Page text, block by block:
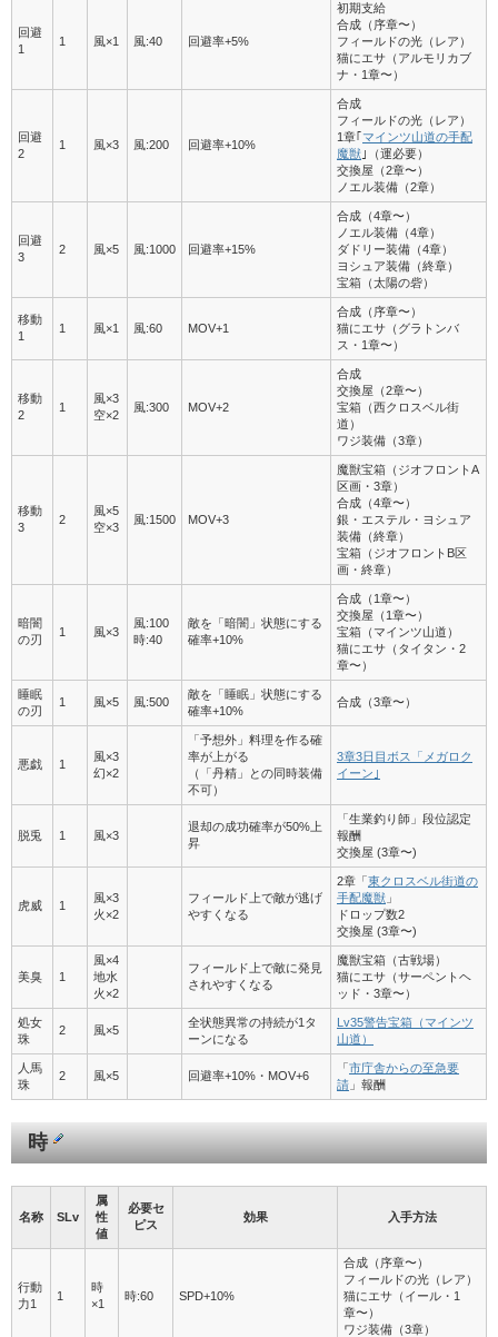
回避
1
1 風×1 風:40 回避率+5%
初期支給
合成（序章〜）
フィールドの光（レア）
猫にエサ（アルモリカブ
ナ・1章〜）
回避
2
1 風×3 風:200 回避率+10%
合成
フィールドの光（レア）
1章｢マインツ山道の手配
魔獣 ｣（運必要）
交換屋（2章〜）
ノエル装備（2章）
回避
3
2 風×5 風:1000 回避率+15%
合成（4章〜）
ノエル装備（4章）
ダドリー装備（4章）
ヨシュア装備（終章）
宝箱（太陽の砦）
移動
1
1 風×1 風:60 MOV+1
合成（序章〜）
猫にエサ（グラトンバ
ス・1章〜）
移動
2
1
風×3
空×2
風:300 MOV+2
合成
交換屋（2章〜）
宝箱（西クロスベル街
道）
ワジ装備（3章）
移動
3
2
風×5
空×3
風:1500 MOV+3
魔獣宝箱（ジオフロントA
区画・3章）
合成（4章〜）
銀・エステル・ヨシュア
装備（終章）
宝箱（ジオフロントB区
画・終章）
暗闇
の刃
1 風×3
風:100
時:40
敵を「暗闇」状態にする
確率+10%
合成（1章〜）
交換屋（1章〜）
宝箱（マインツ山道）
猫にエサ（タイタン・2
章〜）
睡眠
の刃
1 風×5 風:500
敵を「睡眠」状態にする
確率+10%
合成（3章〜）
悪戯 1
風×3
幻×2
「予想外」料理を作る確
率が上がる
（「丹精」との同時装備
不可）
3章3日目ボス「メガロク
イーン｣
脱兎 1 風×3
退却の成功確率が50%上
昇
「生業釣り師」段位認定
報酬
交換屋 (3章〜)
虎威 1
風×3
火×2
フィールド上で敵が逃げ
やすくなる
2章「東クロスベル街道の
手配魔獣 」
ドロップ数2
交換屋 (3章〜)
美臭 1
風×4
地水
火×2
フィールド上で敵に発見
されやすくなる
魔獣宝箱（古戦場）
猫にエサ（サーペントヘ
ッド・3章〜）
処女
珠
2 風×5
全状態異常の持続が1タ
ーンになる
Lv35警告宝箱（マインツ
山道）
人馬
珠
2 風×5 回避率+10%・MOV+6
「市庁舎からの至急要
請 」報酬
時
名称 SLv
属
性
値
必要セ
ピス
効果 入手方法
行動
力1
1
時
×1
時:60 SPD+10%
合成（序章〜）
フィールドの光（レア）
猫にエサ（イール・1
章〜）
ワジ装備（3章）